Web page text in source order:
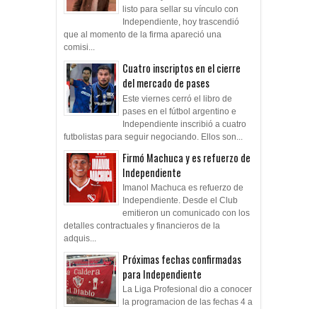
listo para sellar su vínculo con
Independiente, hoy trascendió
que al momento de la firma apareció una
comisi...
Cuatro inscriptos en el cierre
del mercado de pases
Este viernes cerró el libro de
pases en el fútbol argentino e
Independiente inscribió a cuatro
futbolistas para seguir negociando. Ellos son...
Firmó Machuca y es refuerzo de
Independiente
Imanol Machuca es refuerzo de
Independiente. Desde el Club
emitieron un comunicado con los
detalles contractuales y financieros de la
adquis...
Próximas fechas confirmadas
para Independiente
La Liga Profesional dio a conocer
la programacion de las fechas 4 a